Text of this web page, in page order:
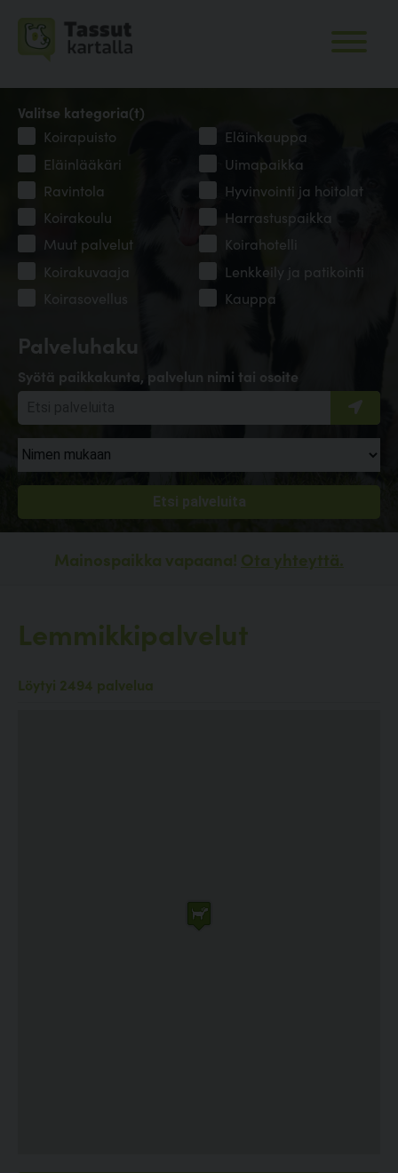
Palveluhaku
Syötä paikkakunta, palvelun nimi tai osoite
Valitse kategoria(t)
Koirapuisto
Eläinkauppa
Eläinlääkäri
Uimapaikka
Ravintola
Hyvinvointi ja hoitolat
Koirakoulu
Harrastuspaikka
Muut palvelut
Koirahotelli
Koirakuvaaja
Lenkkeily ja patikointi
Koirasovellus
Kauppa
Mainospaikka vapaana! Ota yhteyttä.
Lemmikkipalvelut
Löytyi 2494 palvelua